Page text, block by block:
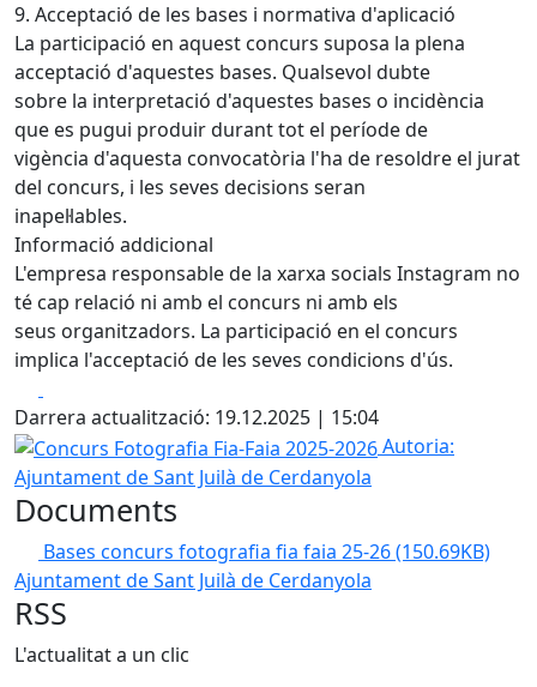
9. Acceptació de les bases i normativa d'aplicació
La participació en aquest concurs suposa la plena
acceptació d'aquestes bases. Qualsevol dubte
sobre la interpretació d'aquestes bases o incidència
que es pugui produir durant tot el període de
vigència d'aquesta convocatòria l'ha de resoldre el jurat
del concurs, i les seves decisions seran
inapel·lables.
Informació addicional
L'empresa responsable de la xarxa socials Instagram no
té cap relació ni amb el concurs ni amb els
seus organitzadors. La participació en el concurs
implica l'acceptació de les seves condicions d'ús.
Darrera actualització: 19.12.2025 | 15:04
Concurs Fotografia Fia-Faia 2025-2026
Autoria:
Ajuntament de Sant Juilà de Cerdanyola
Documents
Bases concurs fotografia fia faia 25-26(150.69KB)
Ajuntament de Sant Juilà de Cerdanyola
RSS
L'actualitat a un clic